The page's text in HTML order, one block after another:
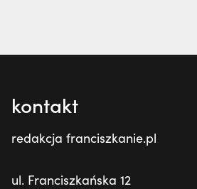
kontakt
redakcja franciszkanie.pl
ul. Franciszkańska 12